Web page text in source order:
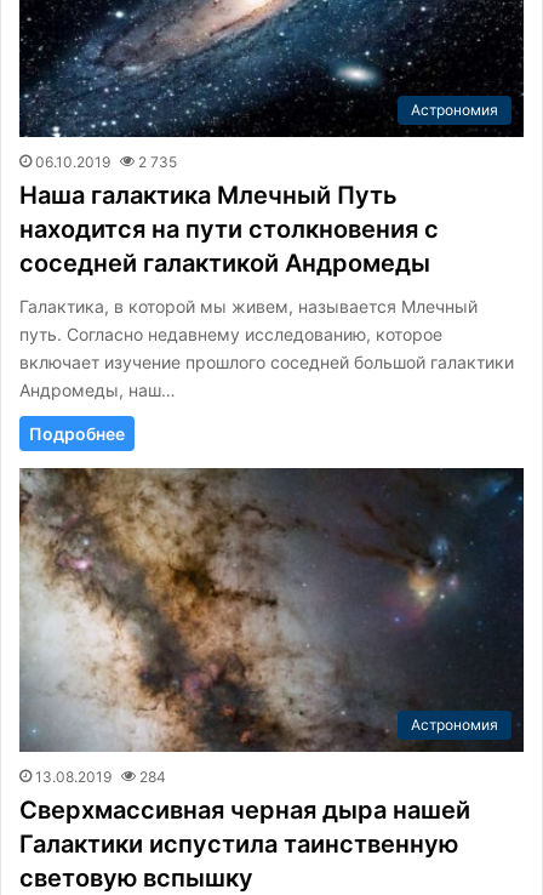
Астрономия
06.10.2019 2 735
Наша галактика Млечный Путь
находится на пути столкновения с
соседней галактикой Андромеды
Галактика, в которой мы живем, называется Млечный
путь. Согласно недавнему исследованию, которое
включает изучение прошлого соседней большой галактики
Андромеды, наш…
Подробнее
Астрономия
13.08.2019 284
Сверхмассивная черная дыра нашей
Галактики испустила таинственную
световую вспышку